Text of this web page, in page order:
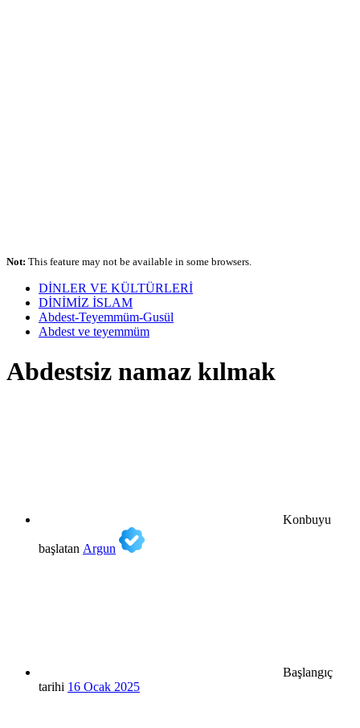
Not: This feature may not be available in some browsers.
DİNLER VE KÜLTÜRLERİ
DİNİMİZ İSLAM
Abdest-Teyemmüm-Gusül
Abdest ve teyemmüm
Abdestsiz namaz kılmak
Konbuyu
başlatan Argun
Başlangıç
tarihi 16 Ocak 2025